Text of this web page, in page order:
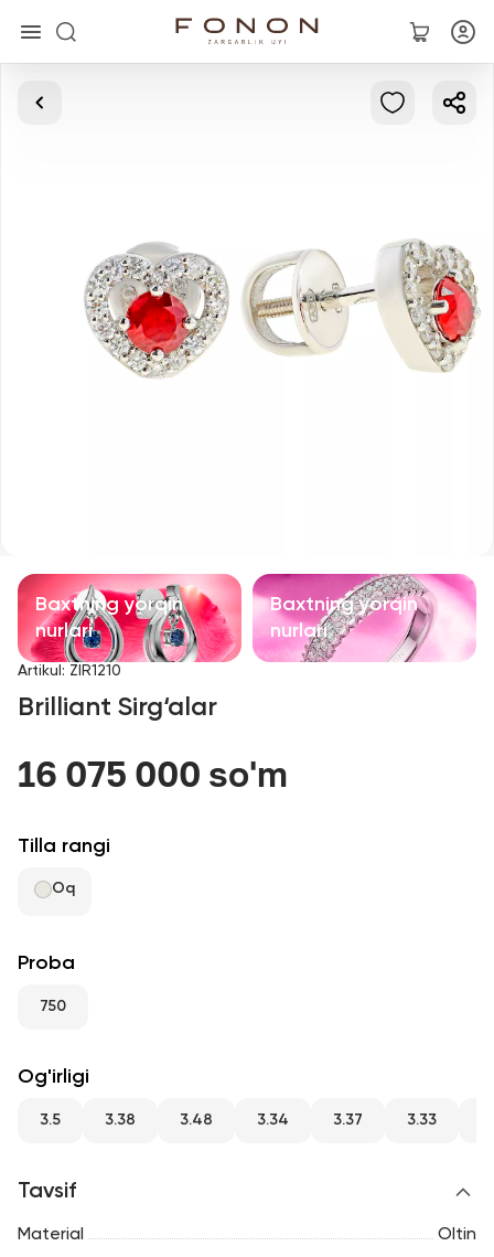
Asosiy
Ziraklar
Bilaguzuklar
Aksessuarlar
Sevimli
RU
Baxtning yorqin
nurlari
Baxtning yorqin
nurlari
Artikul : ZIR1210
Brilliant Sirg‘alar
16 075 000 so'm
Tilla rangi
Oq
Proba
750
Og'irligi
3.5 3.38 3.48 3.34 3.37 3.33
Tavsif
Material Oltin